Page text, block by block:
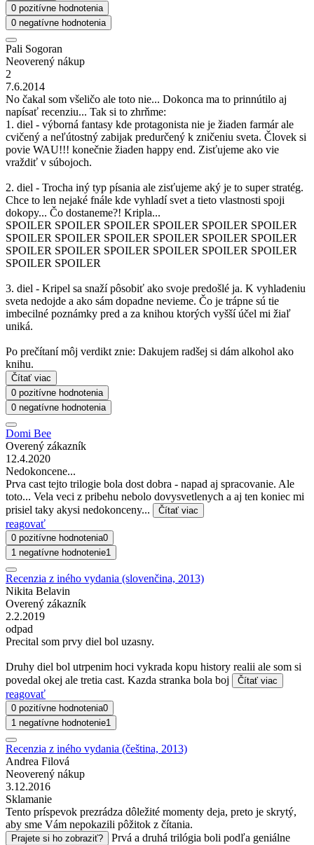
0 pozitívne hodnotenia
0 negatívne hodnotenia
Pali Sogoran
Neoverený nákup
2
7.6.2014
No čakal som všeličo ale toto nie... Dokonca ma to prinnútilo aj
napísať recenziu... Tak si to zhrňme:
1. diel - výborná fantasy kde protagonista nie je žiaden farmár ale
cvičený a neľútostný zabijak predurčený k zničeniu sveta. Človek si
povie WAU!!! konečnie žiaden happy end. Zisťujeme ako vie
vraždiť v súbojoch.
2. diel - Trocha iný typ písania ale zisťujeme aký je to super stratég.
Chce to len nejaké fnále kde vyhladí svet a tieto vlastnosti spoji
dokopy... Čo dostaneme?! Kripla...
SPOILER SPOILER SPOILER SPOILER SPOILER SPOILER
SPOILER SPOILER SPOILER SPOILER SPOILER SPOILER
SPOILER SPOILER SPOILER SPOILER SPOILER SPOILER
SPOILER SPOILER
3. diel - Kripel sa snaží pôsobiť ako svoje predošlé ja. K vyhladeniu
sveta nedojde a ako sám dopadne nevieme. Čo je trápne sú tie
imbecilné poznámky pred a za knihou ktorých vyšší účel mi žiaľ
uniká.
Po prečítaní môj verdikt znie: Dakujem radšej si dám alkohol ako
knihu.
Čítať viac
0 pozitívne hodnotenia
0 negatívne hodnotenia
Domi Bee
Overený zákazník
12.4.2020
Nedokoncene...
Prva cast tejto trilogie bola dost dobra - napad aj spracovanie. Ale
toto... Vela veci z pribehu nebolo dovysvetlenych a aj ten koniec mi
prisiel taky akysi nedokonceny...
Čítať viac
reagovať
0 pozitívne hodnotenia0
1 negatívne hodnotenie1
Recenzia z iného vydania (slovenčina, 2013)
Nikita Belavin
Overený zákazník
2.2.2019
odpad
Precital som prvy diel bol uzasny.
Druhy diel bol utrpenim hoci vykrada kopu history realii ale som si
povedal okej ale tretia cast. Kazda stranka bola boj
Čítať viac
reagovať
0 pozitívne hodnotenia0
1 negatívne hodnotenie1
Recenzia z iného vydania (čeština, 2013)
Andrea Filová
Neoverený nákup
3.12.2016
Sklamanie
Tento príspevok prezrádza dôležité momenty deja, preto je skrytý,
aby sme Vám nepokazili pôžitok z čítania.
Prajete si ho zobraziť?
Prvá a druhá trilógia boli podľa geniálne